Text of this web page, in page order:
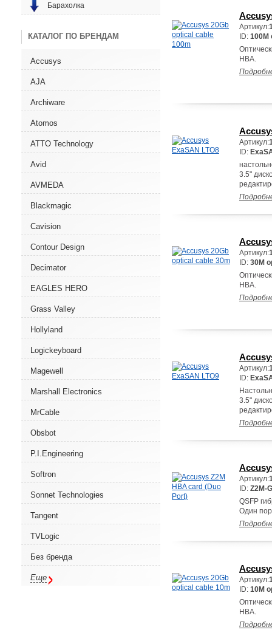
Барахолка
КАТАЛОГ ПО БРЕНДАМ
Accusys
AJA
Archiware
Atomos
ATTO Technology
Avid
AVMEDA
Blackmagic
Cavision
Contour Design
Decimator
EAGLES HERO
Grass Valley
Hollyland
Logickeyboard
Magewell
Marshall Electronics
MrCable
Obsbot
P.I.Engineering
Softron
Sonnet Technologies
Tangent
TVLogic
Без бренда
Еще
Артикул:
ID: 100M
HBA.
Артикул:
ID:
3.5"
Артикул:
ID: 30M
HBA.
Артикул:
ID:
3.5"
Артикул:
ID: Z2M-
QSFP
Один
Артикул:
ID: 10M
HBA.